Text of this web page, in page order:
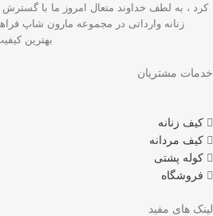
کرد ، به لطف خداوند متعال امروز ما با گسترش
زنانه وارداتی در مجموعه مارون شاپ
بهترین
خدمات مشتریان
کیف زنانه
کیف مردانه
کوله پشتی
فروشگاه
لینک های مفید